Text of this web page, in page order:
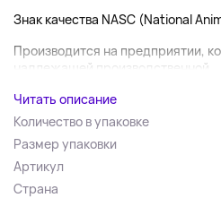
Знак качества NASC (National
Производится на предприятии,
надлежащей производственной...
Читать описание
Количество в упаковке
Размер упаковки
Артикул
Страна